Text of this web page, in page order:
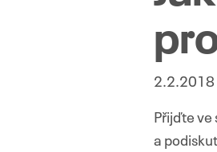
2.2.2018
Přijďte ve
a